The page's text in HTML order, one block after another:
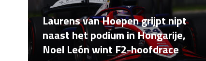
Laurens van Hoepen grijpt nipt
naast het podium in Hongarije,
Noel León wint F2-hoofdrace